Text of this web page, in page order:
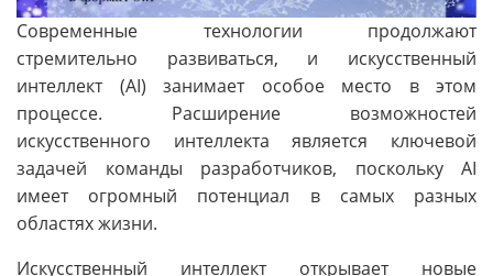
Современные технологии продолжают
стремительно развиваться, и искусственный
интеллект (AI) занимает особое место в этом
процессе. Расширение возможностей
искусственного интеллекта является ключевой
задачей команды разработчиков, поскольку AI
имеет огромный потенциал в самых разных
областях жизни.
Искусственный интеллект открывает новые